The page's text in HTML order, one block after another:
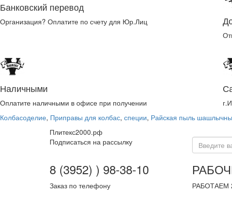
Банковский перевод
Организация? Оплатите по счету для Юр.Лиц
Наличными
Оплатите наличными в офисе при получении
Колбасоделие, Приправы для колбас, специи, Райская пыль
Плитекс2000.рф
Подписаться на рассылку
8 (3952) ) 98-38-10
Заказ по телефону РАБОТАЕМ